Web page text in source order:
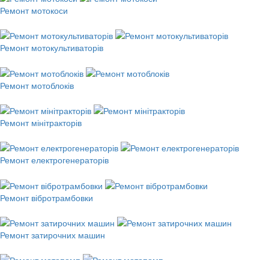
Ремонт мотокоси
Ремонт мотокультиваторів
Ремонт мотоблоків
Ремонт мінітракторів
Ремонт електрогенераторів
Ремонт вібротрамбовки
Ремонт затирочних машин